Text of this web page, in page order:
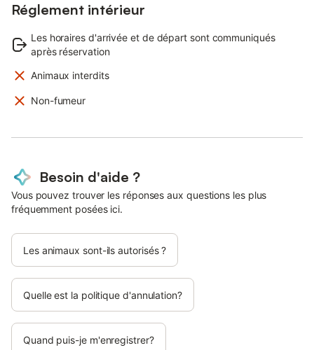
Réglement intérieur
Les horaires d'arrivée et de départ sont communiqués
après réservation
Animaux interdits
Non-fumeur
Besoin d'aide ?
Vous pouvez trouver les réponses aux questions les plus
fréquemment posées ici.
Les animaux sont-ils autorisés ?
Quelle est la politique d'annulation?
Quand puis-je m'enregistrer?